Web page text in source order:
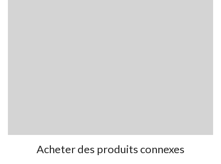
Acheter des produits connexes